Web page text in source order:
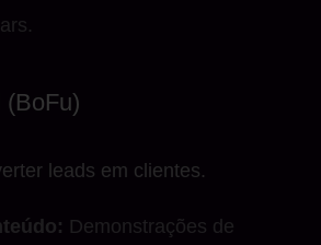
(BoFu)
leads em clientes.
Demonstrações de